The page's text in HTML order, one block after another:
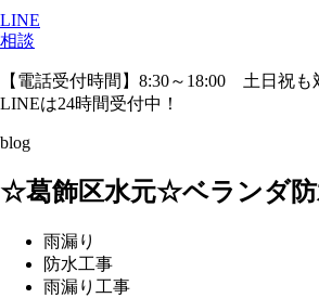
LINE
相談
【電話受付時間】8:30～18:00 土日
LINEは24時間受付中！
blog
☆葛飾区水元☆ベランダ防
雨漏り
防水工事
雨漏り工事